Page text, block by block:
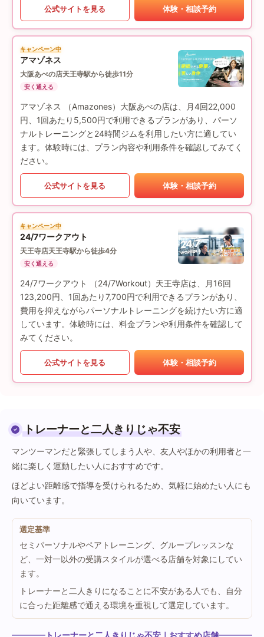
公式サイトを見る 体験・相談予約
キャンペーン中
アマゾネス
大阪あべの店天王寺駅から徒歩11分
安く通える
アマゾネス （Amazones）大阪あべの店は、月4回22,000
円、1回あたり5,500円で利用できるプランがあり、パーソ
ナルトレーニングと24時間ジムを利用したい方に適してい
ます。体験時には、プラン内容や利用条件を確認してみてく
ださい。
公式サイトを見る 体験・相談予約
キャンペーン中
24/7ワークアウト
天王寺店天王寺駅から徒歩4分
安く通える
24/7ワークアウト （24/7Workout）天王寺店は、月16回
123,200円、1回あたり7,700円で利用できるプランがあり、
費用を抑えながらパーソナルトレーニングを続けたい方に適
しています。体験時には、料金プランや利用条件を確認して
みてください。
公式サイトを見る 体験・相談予約
トレーナーと二人きりじゃ不安
マンツーマンだと緊張してしまう人や、友人やほかの利用者と一
緒に楽しく運動したい人におすすめです。
ほどよい距離感で指導を受けられるため、気軽に始めたい人にも
向いています。
選定基準
セミパーソナルやペアトレーニング、グループレッスンな
ど、一対一以外の受講スタイルが選べる店舗を対象にしてい
ます。
トレーナーと二人きりになることに不安がある人でも、自分
に合った距離感で通える環境を重視して選定しています。